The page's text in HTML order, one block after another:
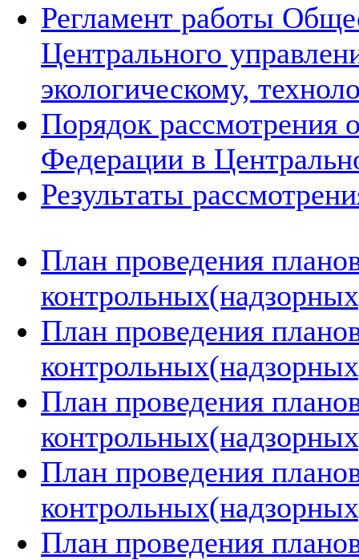
Регламент работы
Центрального
экологическому,
Порядок рассмотрения
Федерации в
Результаты
План проведения
План проведения
План проведения
План проведения
План проведения